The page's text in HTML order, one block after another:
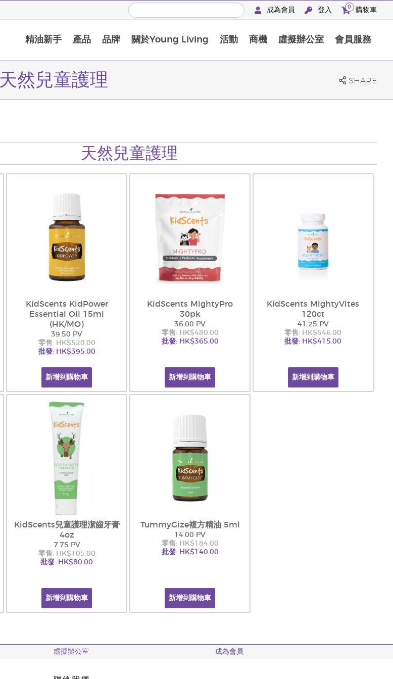
成為會員 登入 0 購物車
精油新手 產品 品牌 關於Young Living 活動 商機 虛擬辦公室 會員服務
天然兒童護理 SHARE
天然兒童護理
KidScents KidPower
Essential Oil 15ml
(HK/MO)
39.50 PV
零售: HK$520.00
批發: HK$395.00
新增到購物車
KidScents MightyPro
30pk
36.00 PV
零售: HK$480.00
批發: HK$365.00
新增到購物車
KidScents MightyVites
120ct
41.25 PV
零售: HK$546.00
批發: HK$415.00
新增到購物車
KidScents兒童護理潔齒牙膏
4oz
7.75 PV
零售: HK$105.00
批發: HK$80.00
新增到購物車
TummyGize複方精油 5ml
14.00 PV
零售: HK$184.00
批發: HK$140.00
新增到購物車
虛擬辦公室 成為會員